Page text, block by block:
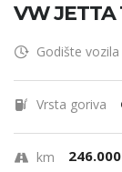
VW JETTA
Godište vozila
Vrsta goriva
km 246.000